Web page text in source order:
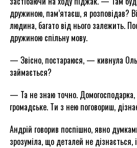
дружиною, пам’ятаєш, я розповідав?
людина, багато від нього залежить.
дружиною спільну мову.
— Звісно, постараюся, — кивнула
займається?
— Та не знаю точно. Домогосподарка,
громадське. Ти з нею поговориш,
Андрій говорив поспішно, явно
зрозуміла, що деталей не дізнається,